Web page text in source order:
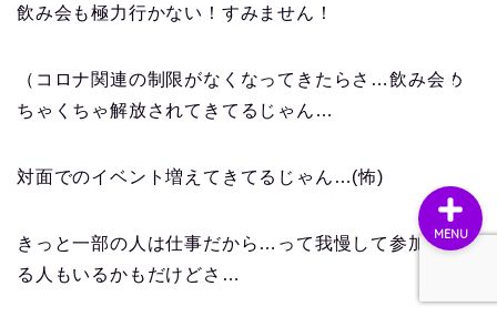
飲み会も極力行かない！すみません！
（コロナ関連の制限がなくなってきたらさ…飲み会め
ちゃくちゃ解放されてきてるじゃん…
対面でのイベント増えてきてるじゃん…(怖)
きっと一部の人は仕事だから…って我慢して参加して
る人もいるかもだけどさ…
MENU
お問い合わせ
プライバシーポリシー